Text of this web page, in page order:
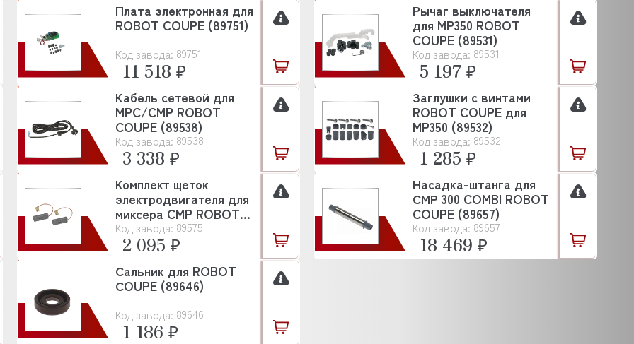
Код завода: 89751
Плата электронная для
ROBOT COUPE (89751)
11 518 ₽
Код завода: 89531
Рычаг выключателя
для MP350 ROBOT
COUPE (89531)
5 197 ₽
Код завода: 89538
Кабель сетевой для
MPC/CMP ROBOT
COUPE (89538)
3 338 ₽
Код завода: 89532
Заглушки с винтами
ROBOT COUPE для
MP350 (89532)
1 285 ₽
Код завода: 89575
Комплект щеток
электродвигателя для
миксера CMP ROBOT
COUPE (8957...
2 095 ₽
Код завода: 89657
Насадка-штанга для
СМР 300 COMBI ROBOT
COUPE (89657)
18 469 ₽
Код завода: 89646
Сальник для ROBOT
СOUPE (89646)
1 186 ₽